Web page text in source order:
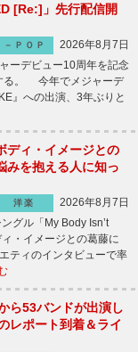
[Re:]」先行配信開
－ＰＯＰ
2026年8月7日
ーデビュー10周年を記念
る。 今年でメジャーデ
』への出演、3年ぶりと
ディ・イメージとの
みを抱える人に知っ
洋楽
2026年8月7日
グル「My Body Isn’t
・イメージとの葛藤に
ティのインタビューで率
ら53バンドが出演し
レポート到着＆ライ